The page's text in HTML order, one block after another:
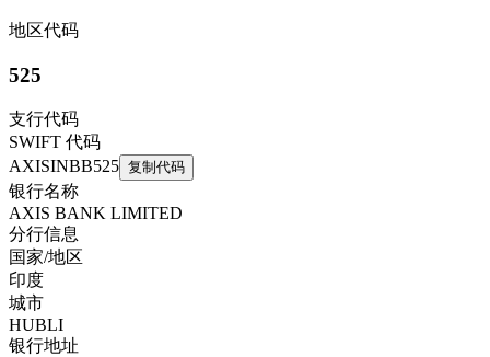
地区代码
525
支行代码
SWIFT 代码
AXISINBB525 复制代码
银行名称
AXIS BANK LIMITED
分行信息
国家/地区
印度
城市
HUBLI
银行地址